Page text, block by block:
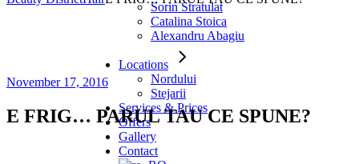
Sorin Stratulat
Catalina Stoica
Alexandru Abagiu
Locations
Nordului
Stejarii
Services & Prices
Offers
Gallery
Contact
November 17, 2016
E FRIG… PARUL TAU CE SPUNE?